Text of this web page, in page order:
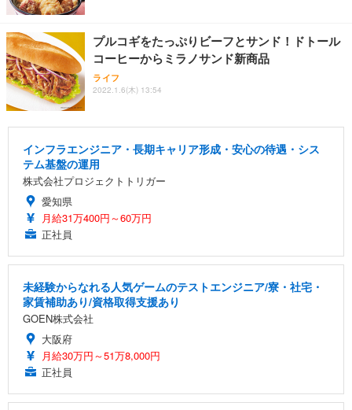
プルコギをたっぷりビーフとサンド！ドトール
コーヒーからミラノサンド新商品
ライフ
2022.1.6(木) 13:54
インフラエンジニア・長期キャリア形成・安心の待遇・シス
テム基盤の運用
株式会社プロジェクトトリガー
愛知県
月給31万400円～60万円
正社員
未経験からなれる人気ゲームのテストエンジニア/寮・社宅・
家賃補助あり/資格取得支援あり
GOEN株式会社
大阪府
月給30万円～51万8,000円
正社員